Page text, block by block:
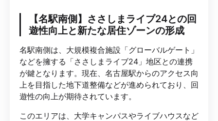
【名駅南側】ささしまライブ24との回
遊性向上と新たな居住ゾーンの形成
名駅南側は、大規模複合施設「グローバルゲート」
などを擁する「ささしまライブ24」地区との連携
が鍵となります。現在、名古屋駅からのアクセス向
上を目指した地下道整備などが進められており、回
遊性の向上が期待されています。
このエリアは、大学キャンパスやライブハウスなど